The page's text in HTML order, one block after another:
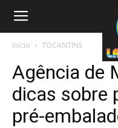
Início TOCANTINS
Agência de
dicas sobre
pré-